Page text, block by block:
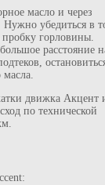
масло и через
Нужно убедиться в
пробку горловины.
расстояние
масла.
движка Акцент
по технической